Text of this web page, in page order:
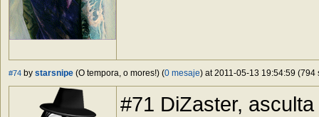
#74 by starsnipe (O tempora, o mores!) (0 mesaje) at 2011-05-13 19:54:59 (794
#71 DiZaster,